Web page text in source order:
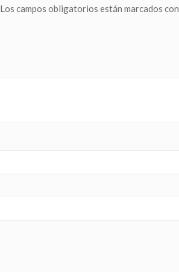
Los campos obligatorios están marcados con